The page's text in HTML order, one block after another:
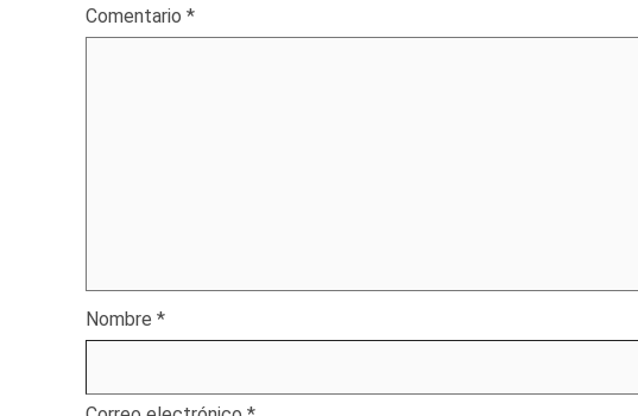
Comentario *
Nombre *